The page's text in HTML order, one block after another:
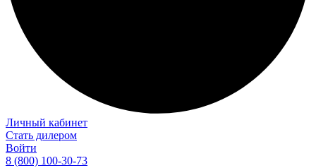
Личный кабинет
Стать дилером
Войти
8 (800) 100-30-73